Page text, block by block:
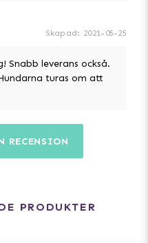
Skapad: 2021-05-25
Snabb leverans också.
turas om att
RECENSION
PRODUKTER